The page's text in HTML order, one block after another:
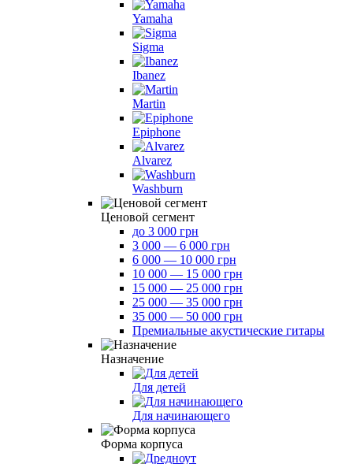
Yamaha
Sigma
Ibanez
Martin
Epiphone
Alvarez
Washburn
Ценовой сегмент
до 3 000 грн
3 000 — 6 000 грн
6 000 — 10 000 грн
10 000 — 15 000 грн
15 000 — 25 000 грн
25 000 — 35 000 грн
35 000 — 50 000 грн
Премиальные акустические гитары
Назначение
Для детей
Для начинающего
Форма корпуса